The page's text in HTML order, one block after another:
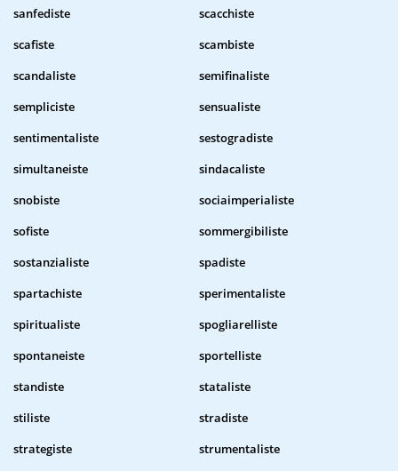
sanfediste
scacchiste
scafiste
scambiste
scandaliste
semifinaliste
sempliciste
sensualiste
sentimentaliste
sestogradiste
simultaneiste
sindacaliste
snobiste
sociaimperialiste
sofiste
sommergibiliste
sostanzialiste
spadiste
spartachiste
sperimentaliste
spiritualiste
spogliarelliste
spontaneiste
sportelliste
standiste
stataliste
stiliste
stradiste
strategiste
strumentaliste